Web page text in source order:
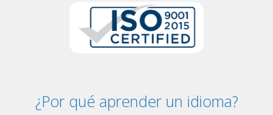
¿Por qué aprender un idioma?